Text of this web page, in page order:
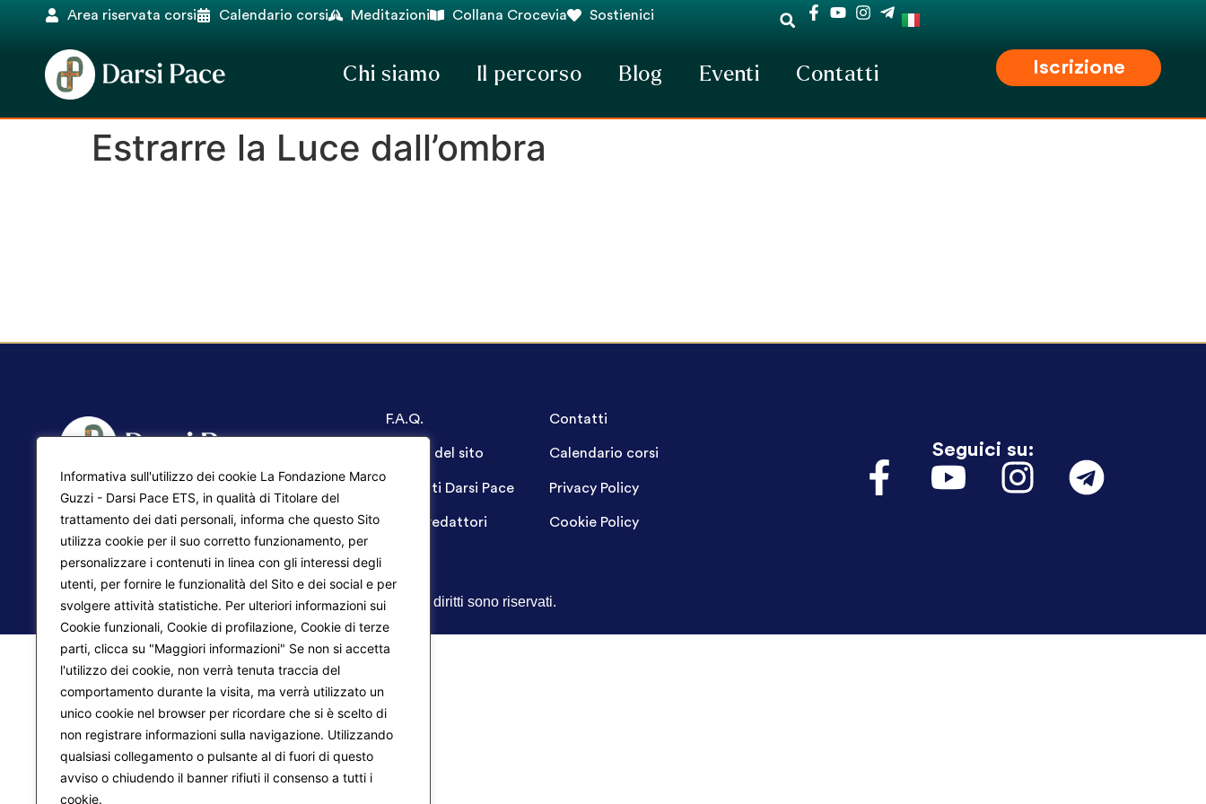
Informativa sull'utilizzo dei cookie La Fondazione Marco
Guzzi - Darsi Pace ETS, in qualità di Titolare del
trattamento dei dati personali, informa che questo Sito
utilizza cookie per il suo corretto funzionamento, per
personalizzare i contenuti in linea con gli interessi degli
utenti, per fornire le funzionalità del Sito e dei social e per
svolgere attività statistiche. Per ulteriori informazioni sui
Cookie funzionali, Cookie di profilazione, Cookie di terze
parti, clicca su "Maggiori informazioni" Se non si accetta
l'utilizzo dei cookie, non verrà tenuta traccia del
comportamento durante la visita, ma verrà utilizzato un
unico cookie nel browser per ricordare che si è scelto di
non registrare informazioni sulla navigazione. Utilizzando
qualsiasi collegamento o pulsante al di fuori di questo
avviso o chiudendo il banner rifiuti il consenso a tutti i
cookie.
Area riservata corsi Calendario corsi Meditazioni Collana Crocevia Sostienici
Chi siamo Il percorso Blog Eventi Contatti Iscrizione
Estrarre la Luce dall’ombra
Liberazione interiore
Trasformazione del mondo
F.A.Q.
Mappa del sito
Progetti Darsi Pace
Login redattori
Contatti
Calendario corsi
Privacy Policy
Cookie Policy
Seguici su:
© 2026 Fondazione Marco Guzzi – Darsi Pace ETS . Tutti i diritti sono riservati.